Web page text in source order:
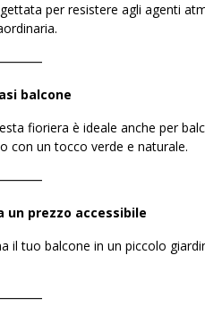
per resistere agli agenti
balcone
fioriera è ideale anche per
con un tocco verde e naturale.
prezzo accessibile
tuo balcone in un piccolo